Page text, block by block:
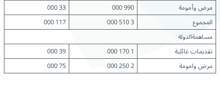
مرض وأمومة
990 000
33 000
المجموع
3 510 000
117 000
مساهمةالدولة
تقديمات عائلية
1 170 000
39 000
مرض وامومة
2 250 000
75 000